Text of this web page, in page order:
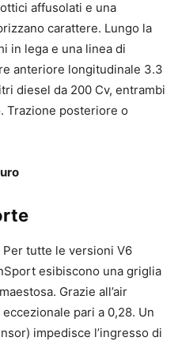
affusolati e una
carattere. Lungo la
in lega e una linea di
anteriore longitudinale 3.3
diesel da 200 Cv, entrambi
Trazione posteriore o
tutte le versioni V6
esibiscono una griglia
Grazie all’air
pari a 0,28. Un
impedisce l’ingresso di